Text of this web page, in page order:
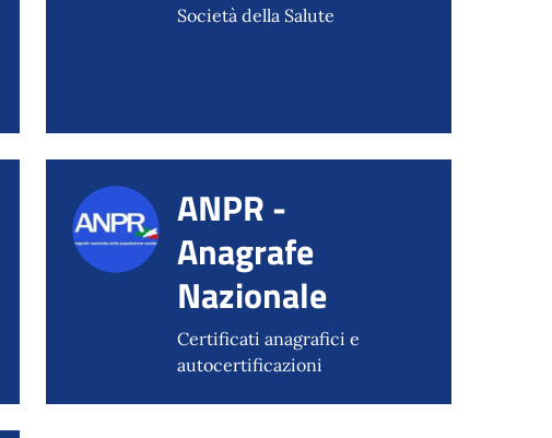
Società della Salute
ANPR -
Anagrafe
Nazionale
Certificati anagrafici e
autocertificazioni